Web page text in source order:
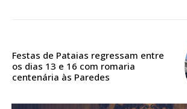
Festas de Pataias regressam entre
os dias 13 e 16 com romaria
centenária às Paredes